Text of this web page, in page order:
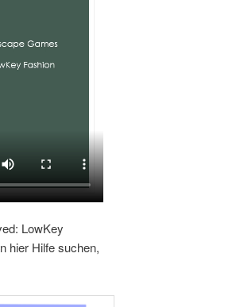
LowKey
hier Hilfe suchen,